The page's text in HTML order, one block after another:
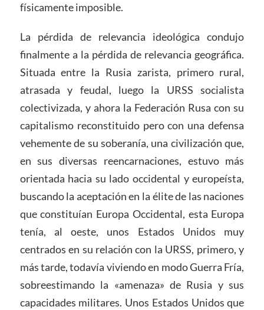
físicamente imposible.
La pérdida de relevancia ideológica condujo
finalmente a la pérdida de relevancia geográfica.
Situada entre la Rusia zarista, primero rural,
atrasada y feudal, luego la URSS socialista
colectivizada, y ahora la Federación Rusa con su
capitalismo reconstituido pero con una defensa
vehemente de su soberanía, una civilización que,
en sus diversas reencarnaciones, estuvo más
orientada hacia su lado occidental y europeísta,
buscando la aceptación en la élite de las naciones
que constituían Europa Occidental, esta Europa
tenía, al oeste, unos Estados Unidos muy
centrados en su relación con la URSS, primero, y
más tarde, todavía viviendo en modo Guerra Fría,
sobreestimando la «amenaza» de Rusia y sus
capacidades militares. Unos Estados Unidos que